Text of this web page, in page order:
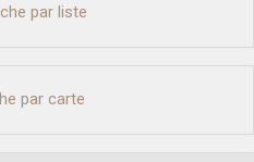
par liste
par carte